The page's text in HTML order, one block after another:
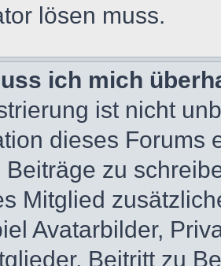
lösen muss.
ich mich
ist nicht
dieses Forums
Beiträge zu
Mitglied
Avatarbilder,
Beitritt zu